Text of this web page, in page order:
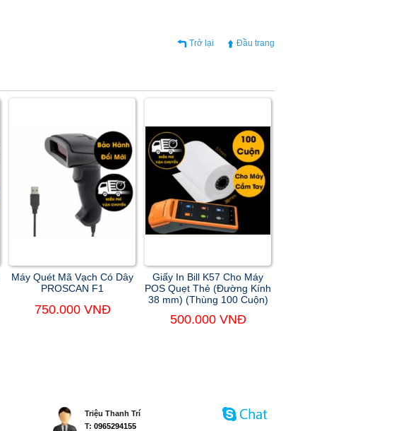
Trở lại Đầu trang
Máy Quét Mã Vạch Có Dây
PROSCAN F1
750.000 VNĐ
Giấy In Bill K57 Cho Máy
POS Quẹt Thẻ (Đường Kính
38 mm) (Thùng 100 Cuộn)
500.000 VNĐ
Triệu Thanh Trí
T: 0965294155